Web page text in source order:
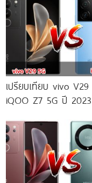
เปรียบเทียบ vivo
iQOO Z7 5G ปี 2023